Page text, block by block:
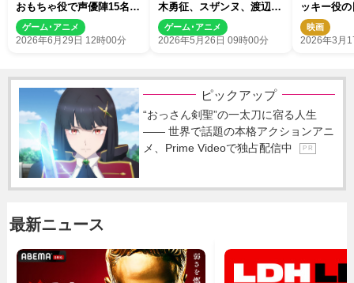
おもちゃ役で声優陣15名が
カメオ出演＆コメント到着
ゲーム･アニメ
2026年6月29日 12時00分
木勇征、スザンヌ、渡辺莉
奈、関智一、花江夏樹、山
寺宏一
ゲーム･アニメ
2026年5月26日 09時00分
ッキー役
に！ ライ
グの発表
映画
2026年3月
ピックアップ
“おっさん剣聖”の一太刀に宿る人生
―― 世界で話題の本格アクションアニ
メ、Prime Videoで独占配信中
P R
最新ニュース